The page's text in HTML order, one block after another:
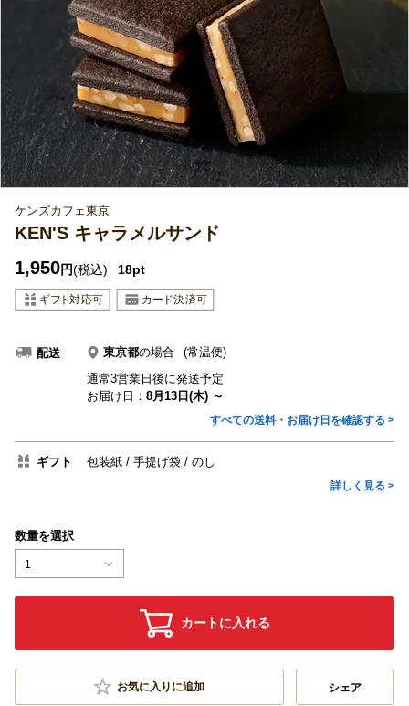
ケンズカフェ東京
KEN'S キャラメルサンド
1,950円(税込) 18pt
配送 東京都の場合
(常温便)
通常3営業日後に発送予定
お届け日： 8月13日(木) ～
すべての送料・お届け日を確認する >
ギフト 包装紙 手提げ袋 のし
詳しく見る >
数量を選択
1
カートに入れる
お気に入りに追加 シェア